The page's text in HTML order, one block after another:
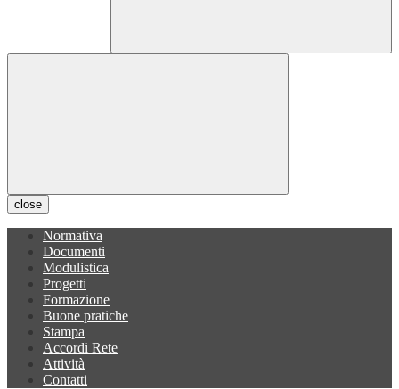
close
Normativa
Documenti
Modulistica
Progetti
Formazione
Buone pratiche
Stampa
Accordi Rete
Attività
Contatti